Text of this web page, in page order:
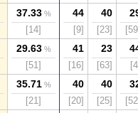
37.33%
[14]
44
[9]
40
[23]
29.63%
[51]
41
[16]
23
[63]
35.71%
[21]
40
[20]
40
[25]